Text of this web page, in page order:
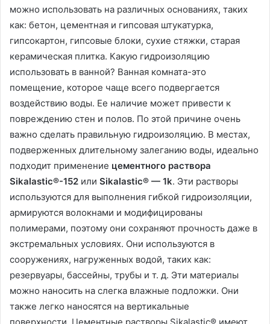
можно использовать на различных основаниях, таких
как: бетон, цементная и гипсовая штукатурка,
гипсокартон, гипсовые блоки, сухие стяжки, старая
керамическая плитка. Какую гидроизоляцию
использовать в ванной? Ванная комната-это
помещение, которое чаще всего подвергается
воздействию воды. Ее наличие может привести к
повреждению стен и полов. По этой причине очень
важно сделать правильную гидроизоляцию. В местах,
подверженных длительному залеганию воды, идеально
подходит применение цементного раствора
Sikalastic®-152 или Sikalastic® — 1k. Эти растворы
используются для выполнения гибкой гидроизоляции,
армируются волокнами и модифицированы
полимерами, поэтому они сохраняют прочность даже в
экстремальных условиях. Они используются в
сооружениях, нагруженных водой, таких как:
резервуары, бассейны, трубы и т. д. Эти материалы
можно наносить на слегка влажные подложки. Они
также легко наносятся на вертикальные